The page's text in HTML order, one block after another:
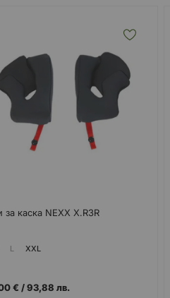
за каска NEXX X.R3R
L XXL
€ /93,88 лв.